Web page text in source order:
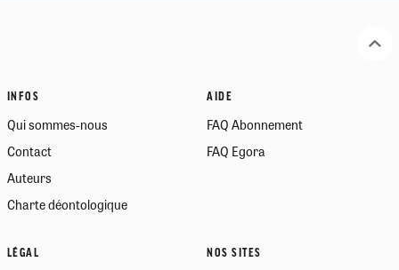
INFOS
Qui sommes-nous
Contact
Auteurs
Charte déontologique
AIDE
FAQ Abonnement
FAQ Egora
LÉGAL NOS SITES